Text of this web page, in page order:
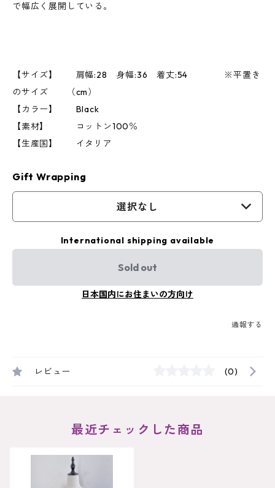
で幅広く展開している。
【サイズ】 肩幅:28 身幅:36 着丈:54 ※平置き
のサイズ （cm）
【カラー】 Black
【素材】 コットン100％
【生産国】 イタリア
Gift Wrapping
選択なし
International shipping available
Sold out
日本国内にお住まいの方向け
通報する
レビュー (0)
最近チェックした商品